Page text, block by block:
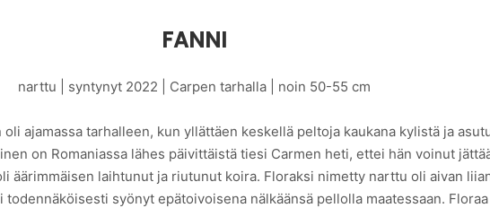
FANNI
narttu | syntynyt 2022 | Carpen tarhalla | noin 50-55 cm
ajamassa tarhalleen, kun yllättäen keskellä peltoja kaukana kylistä ja
on Romaniassa lähes päivittäistä tiesi Carmen heti, ettei hän voinut
äärimmäisen laihtunut ja riutunut koira. Floraksi nimetty narttu oli aivan
syönyt epätoivoisena nälkäänsä pellolla maatessaan.